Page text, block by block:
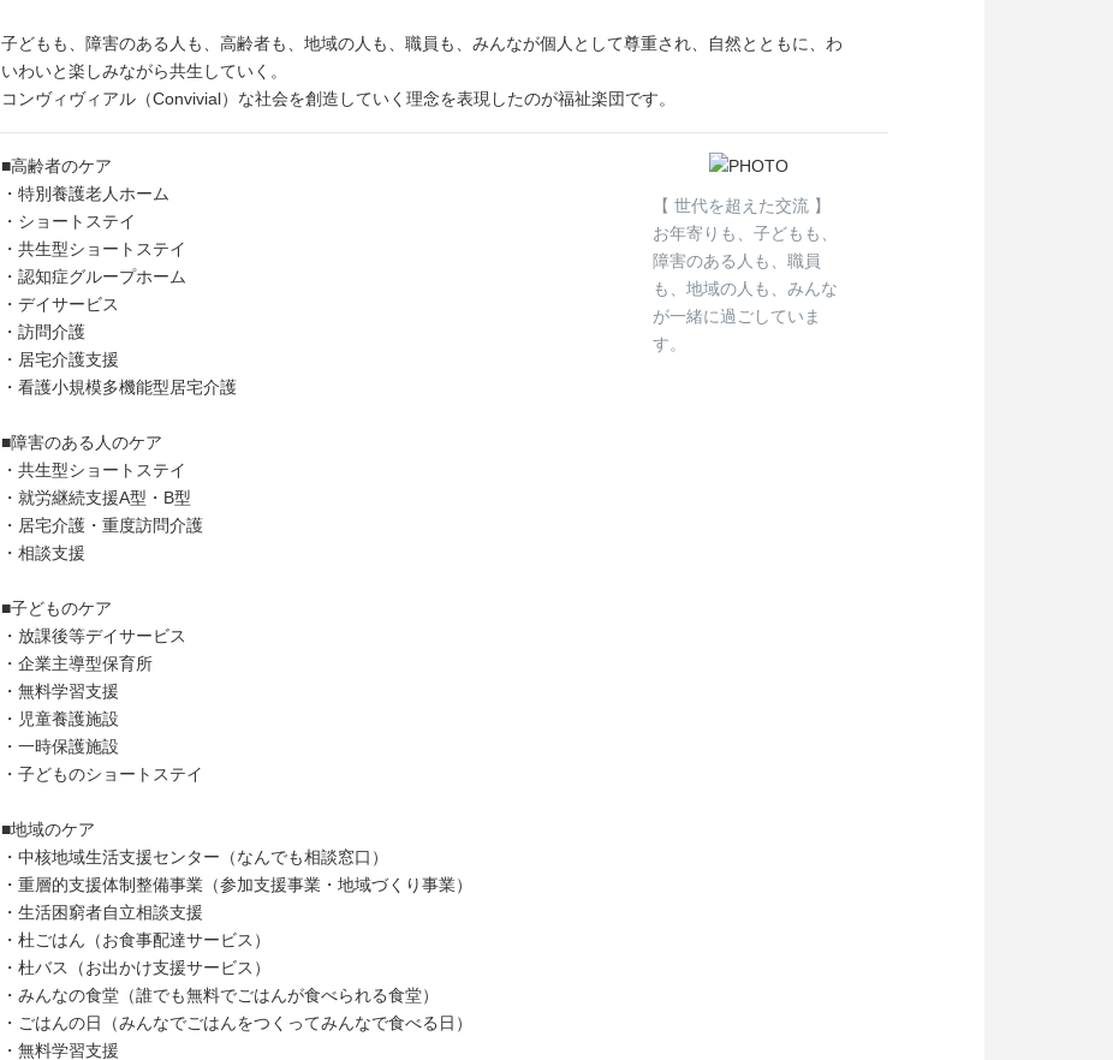
子どもも、障害のある人も、高齢者も、地域の人も、職員も、みんなが個人として尊重され、自然とともに、わ
いわいと楽しみながら共生していく。
コンヴィヴィアル（Convivial）な社会を創造していく理念を表現したのが福祉楽団です。
■高齢者のケア
・特別養護老人ホーム
・ショートステイ
・共生型ショートステイ
・認知症グループホーム
・デイサービス
・訪問介護
・居宅介護支援
・看護小規模多機能型居宅介護
■障害のある人のケア
・共生型ショートステイ
・就労継続支援A型・B型
・居宅介護・重度訪問介護
・相談支援
■子どものケア
・放課後等デイサービス
・企業主導型保育所
・無料学習支援
・児童養護施設
・一時保護施設
・子どものショートステイ
■地域のケア
・中核地域生活支援センター（なんでも相談窓口）
・重層的支援体制整備事業（参加支援事業・地域づくり事業）
・生活困窮者自立相談支援
・杜ごはん（お食事配達サービス）
・杜バス（お出かけ支援サービス）
・みんなの食堂（誰でも無料でごはんが食べられる食堂）
・ごはんの日（みんなでごはんをつくってみんなで食べる日）
・無料学習支援
【 世代を超えた交流 】
お年寄りも、子どもも、
障害のある人も、職員
も、地域の人も、みんな
が一緒に過ごしていま
す。